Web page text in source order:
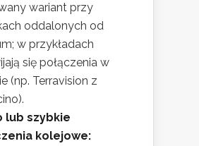
wariant przy
oddalonych od
w przykładach
się połączenia w
(np. Terravision z
lub szybkie
kolejowe: